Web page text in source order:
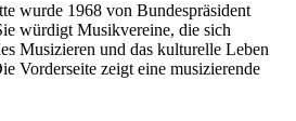
wurde 1968 von Bundespräsident
würdigt Musikvereine, die sich
Musizieren und das kulturelle Leben
Vorderseite zeigt eine musizierende